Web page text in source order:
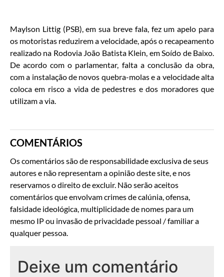
Maylson Littig (PSB), em sua breve fala, fez um apelo para
os motoristas reduzirem a velocidade, após o recapeamento
realizado na Rodovia João Batista Klein, em Soído de Baixo.
De acordo com o parlamentar, falta a conclusão da obra,
com a instalação de novos quebra-molas e a velocidade alta
coloca em risco a vida de pedestres e dos moradores que
utilizam a via.
COMENTÁRIOS
Os comentários são de responsabilidade exclusiva de seus
autores e não representam a opinião deste site, e nos
reservamos o direito de excluir. Não serão aceitos
comentários que envolvam crimes de calúnia, ofensa,
falsidade ideológica, multiplicidade de nomes para um
mesmo IP ou invasão de privacidade pessoal / familiar a
qualquer pessoa.
Deixe um comentário